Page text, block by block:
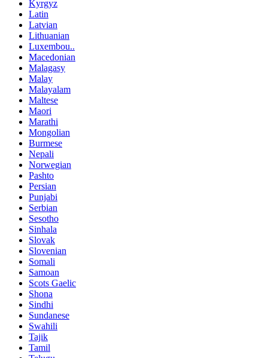
Kyrgyz
Latin
Latvian
Lithuanian
Luxembou..
Macedonian
Malagasy
Malay
Malayalam
Maltese
Maori
Marathi
Mongolian
Burmese
Nepali
Norwegian
Pashto
Persian
Punjabi
Serbian
Sesotho
Sinhala
Slovak
Slovenian
Somali
Samoan
Scots Gaelic
Shona
Sindhi
Sundanese
Swahili
Tajik
Tamil